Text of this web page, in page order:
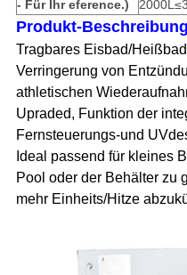
- Für Ihr eference.)
Produkt-
Tragbares Eisbad/
Verringerung von
athletischen
Upraded, Funktion der
Fernsteuerungs-und
Ideal passend für kleines
Pool oder der Behälter zu
mehr Einheits/Hitze